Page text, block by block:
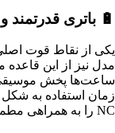
🔋 باتری
یکی از نقاط قوت
مدل نیز از این
ساعت‌ها پخش موسیقی
NC را به همراهی مطمئن در طول روز تبدیل می‌کند.